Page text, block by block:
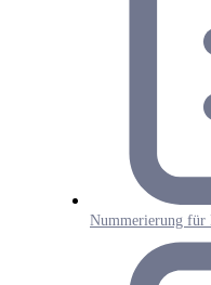
Nummerierung für